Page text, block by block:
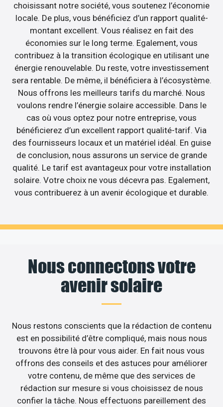
choisissant notre société, vous soutenez l’économie
locale. De plus, vous bénéficiez d’un rapport qualité-
montant excellent. Vous réalisez en fait des
économies sur le long terme. Egalement, vous
contribuez à la transition écologique en utilisant une
énergie renouvelable. Du reste, votre investissement
sera rentable. De même, il bénéficiera à l’écosystème.
Nous offrons les meilleurs tarifs du marché. Nous
voulons rendre l’énergie solaire accessible. Dans le
cas où vous optez pour notre entreprise, vous
bénéficierez d’un excellent rapport qualité-tarif. Via
des fournisseurs locaux et un matériel idéal. En guise
de conclusion, nous assurons un service de grande
qualité. Le tarif est avantageux pour votre installation
solaire. Votre choix ne vous décevra pas. Egalement,
vous contribuerez à un avenir écologique et durable.
Nous connectons votre
avenir solaire
Nous restons conscients que la rédaction de contenu
est en possibilité d’être compliqué, mais nous nous
trouvons être là pour vous aider. En fait nous vous
offrons des conseils et des astuces pour améliorer
votre contenu, de même que des services de
rédaction sur mesure si vous choisissez de nous
confier la tâche. Nous effectuons pareillement des